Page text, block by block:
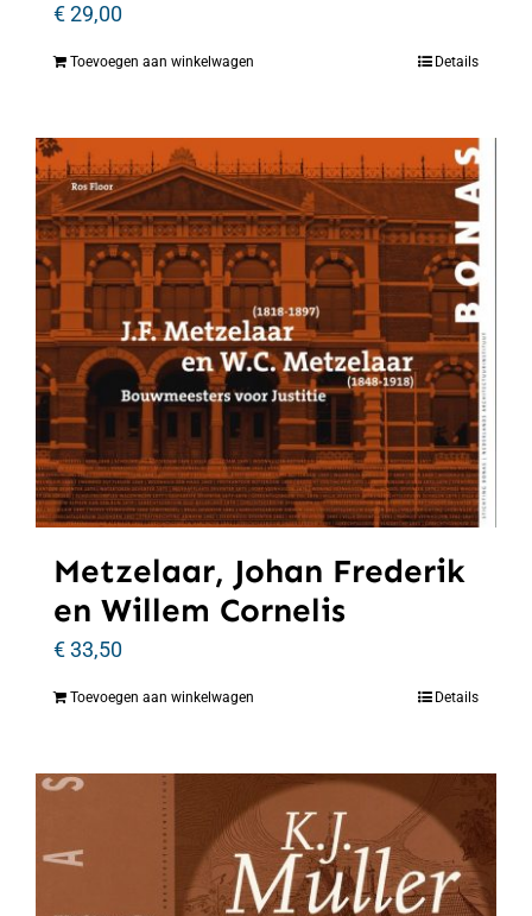
€29,00
Toevoegen aan winkelwagen Details
Metzelaar, Johan Frederik
en Willem Cornelis
€33,50
Toevoegen aan winkelwagen Details